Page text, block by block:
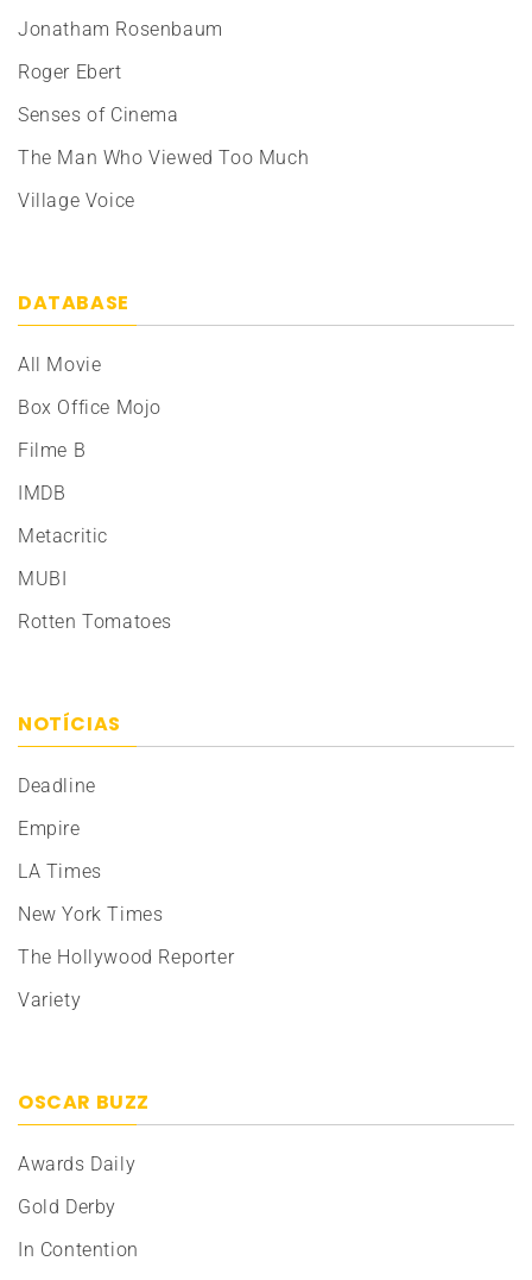
Jonatham Rosenbaum
Roger Ebert
Senses of Cinema
The Man Who Viewed Too Much
Village Voice
DATABASE
All Movie
Box Office Mojo
Filme B
IMDB
Metacritic
MUBI
Rotten Tomatoes
NOTÍCIAS
Deadline
Empire
LA Times
New York Times
The Hollywood Reporter
Variety
OSCAR BUZZ
Awards Daily
Gold Derby
In Contention